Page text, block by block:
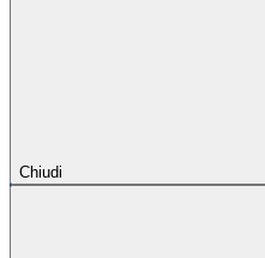
Chiudi